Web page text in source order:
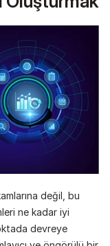
değil, bu
ne kadar iyi
devreye